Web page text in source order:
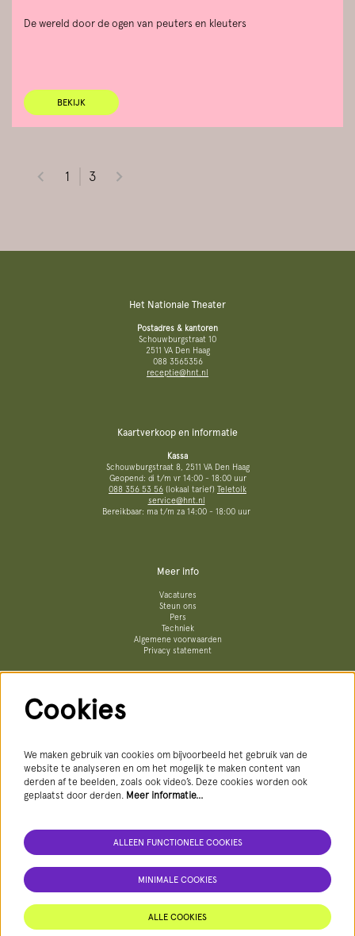
De wereld door de ogen van peuters en kleuters
BEKIJK
1 3
Het Nationale Theater
Postadres & kantoren
Schouwburgstraat 10
2511 VA Den Haag
088 3565356
receptie@hnt.nl
Kaartverkoop en informatie
Kassa
Schouwburgstraat 8, 2511 VA Den Haag
Geopend: di t/m vr 14:00 - 18:00 uur
088 356 53 56 (lokaal tarief) Teletolk
service@hnt.nl
Bereikbaar: ma t/m za 14:00 - 18:00 uur
Meer info
Vacatures
Steun ons
Pers
Techniek
Algemene voorwaarden
Privacy statement
AANMELDEN NIEUWSBRIEF
Cookies
We maken gebruik van cookies om bijvoorbeeld het gebruik van de
website te analyseren en om het mogelijk te maken content van
derden af te beelden, zoals ook video’s. Deze cookies worden ook
geplaatst door derden. Meer informatie…
ALLEEN FUNCTIONELE COOKIES
MINIMALE COOKIES
ALLE COOKIES